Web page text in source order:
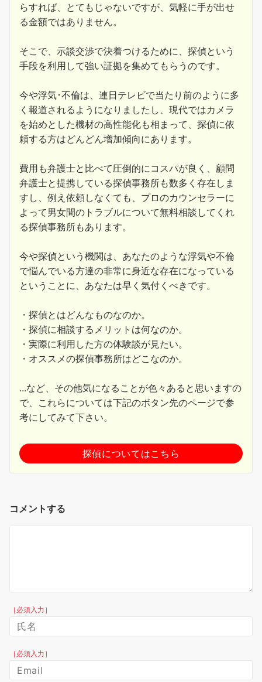
らすれば、とてもじゃないですが、気軽に手が出せ
る金額ではありません。
そこで、示談交渉で決着つけるために、探偵という
手段を利用して強い証拠を集めてもらうのです。
今や浮気･不倫は、連日テレビで当たり前のように多
く報道されるようになりましたし、現代ではカメラ
を始めとした機材の高性能化も相まって、探偵に依
頼する方はどんどん増加傾向にあります。
費用も弁護士と比べて圧倒的にコスパが良く、顧問
弁護士と提携している探偵事務所も数多く存在しま
すし、例え依頼しなくても、プロのカウンセラーに
よって男女間のトラブルについて無料相談してくれ
る探偵事務所もあります。
今や探偵という機関は、あなたのような浮気や不倫
で悩んでいる方達の非常に身近な存在になっている
ということに、あなたは早く気付くべきです。
・探偵とはどんなものなのか。
・探偵に相談するメリットは何なのか。
・実際に利用した方の体験談が見たい。
・オススメの探偵事務所はどこなのか。
...など、その他気になることが色々あると思いますの
で、これらについては下記のボタン先のページで参
考にしてみて下さい。
探偵についてはこちら
コメントする
［必須入力］
［必須入力］